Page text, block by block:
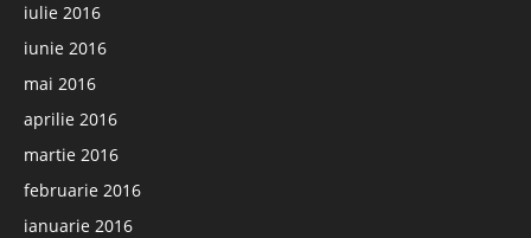
iulie 2016
iunie 2016
mai 2016
aprilie 2016
martie 2016
februarie 2016
ianuarie 2016